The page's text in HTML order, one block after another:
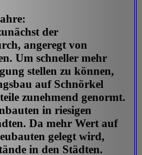
der
angeregt von
Um schneller mehr
stellen zu können,
auf Schnörkel
zunehmend genormt.
in riesigen
Da mehr Wert auf
gelegt wird,
in den Städten.